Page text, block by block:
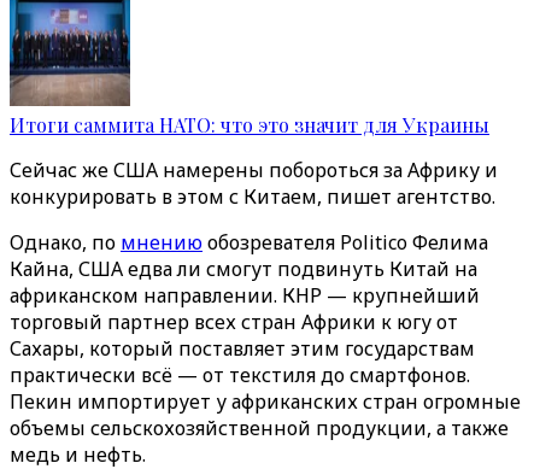
Итоги саммита НАТО: что это значит для Украины
Сейчас же США намерены побороться за Африку и
конкурировать в этом с Китаем, пишет агентство.
Однако, по мнениюобозревателя Politico Фелима
Кайна, США едва ли смогут подвинуть Китай на
африканском направлении. КНР — крупнейший
торговый партнер всех стран Африки к югу от
Сахары, который поставляет этим государствам
практически всё — от текстиля до смартфонов.
Пекин импортирует у африканских стран огромные
объемы сельскохозяйственной продукции, а также
медь и нефть.